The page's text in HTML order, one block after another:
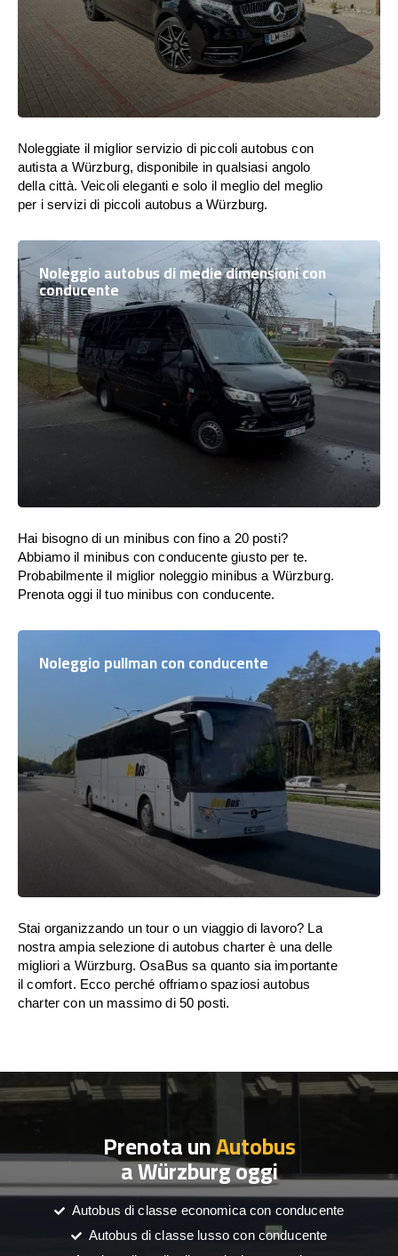
Noleggiate il miglior servizio di piccoli autobus con
autista a Würzburg, disponibile in qualsiasi angolo
della città. Veicoli eleganti e solo il meglio del meglio
per i servizi di piccoli autobus a Würzburg.
Noleggio autobus di medie dimensioni con
conducente
Hai bisogno di un minibus con fino a 20 posti?
Abbiamo il minibus con conducente giusto per te.
Probabilmente il miglior noleggio minibus a Würzburg.
Prenota oggi il tuo minibus con conducente.
Noleggio pullman con conducente
Stai organizzando un tour o un viaggio di lavoro? La
nostra ampia selezione di autobus charter è una delle
migliori a Würzburg. OsaBus sa quanto sia importante
il comfort. Ecco perché offriamo spaziosi autobus
charter con un massimo di 50 posti.
Prenota unAutobus
a Würzburg oggi
Autobus di classe economica con conducente
Autobus di classe lusso con conducente